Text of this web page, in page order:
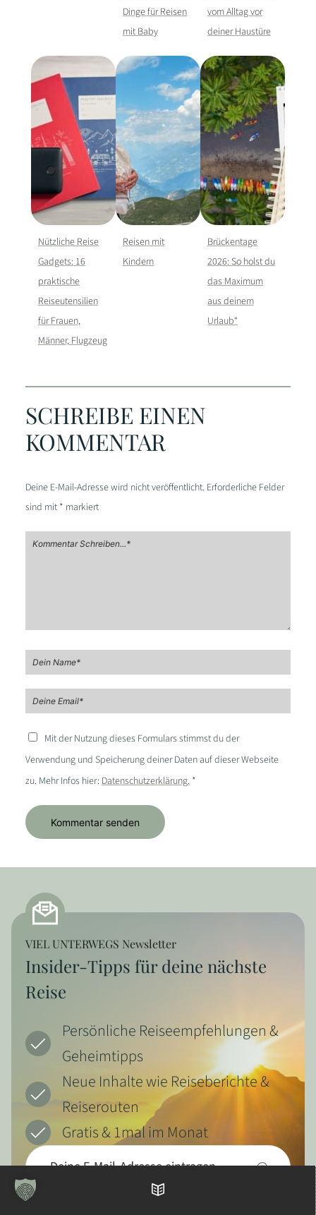
Dinge für Reisen
mit Baby
vom Alltag vor
deiner Haustüre
Nützliche Reise
Gadgets: 16
praktische
Reiseutensilien
für Frauen,
Männer, Flugzeug
Reisen mit
Kindern
Brückentage
2026: So holst du
das Maximum
aus deinem
Urlaub“
SCHREIBE EINEN
KOMMENTAR
Deine E-Mail-Adresse wird nicht veröffentlicht. Erforderliche Felder
sind mit * markiert
Mit der Nutzung dieses Formulars stimmst du der
Verwendung und Speicherung deiner Daten auf dieser Webseite
zu. Mehr Infos hier: Datenschutzerklärung. *
Inhaltsverzeichnis
VIEL UNTERWEGS Newsletter
Insider-Tipps für deine nächste
Reise
Persönliche Reiseempfehlungen &
Geheimtipps
Neue Inhalte wie Reiseberichte &
Reiserouten
Gratis & 1mal im Monat
@